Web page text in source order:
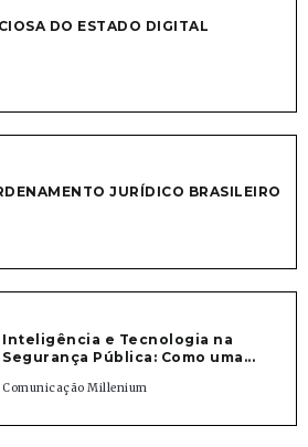
DO ESTADO DIGITAL
JURÍDICO BRASILEIRO
Inteligência e Tecnologia na
Segurança Pública: Como uma...
Comunicação Millenium